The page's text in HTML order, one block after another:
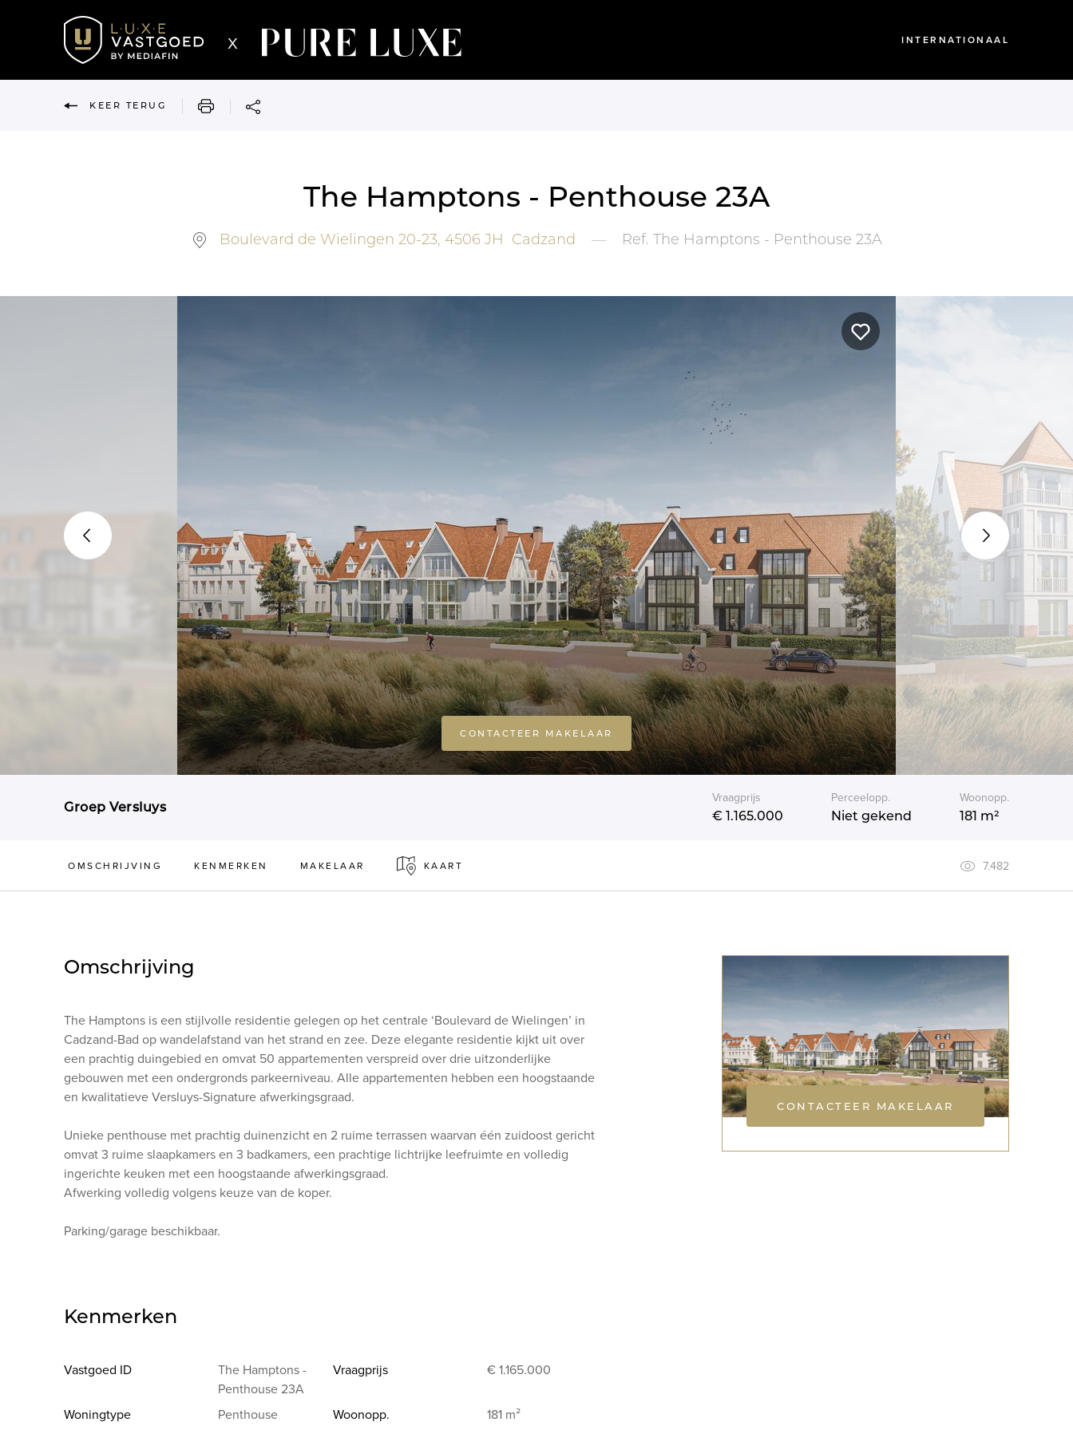
x INTERNATIONAAL
KEER TERUG AFDRUKKEN
The Hamptons - Penthouse 23A
Boulevard de Wielingen 20-23, 4506 JH Cadzand — Ref. The Hamptons - Penthouse 23A
CONTACTEER MAKELAAR
Groep Versluys
Vraagprijs
€ 1.165.000
Perceelopp.
Niet gekend
Woonopp.
181 m²
OMSCHRIJVING KENMERKEN MAKELAAR KAART 7.482
Omschrijving
The Hamptons is een stijlvolle residentie gelegen op het centrale ‘Boulevard de Wielingen’ in
Cadzand-Bad op wandelafstand van het strand en zee. Deze elegante residentie kijkt uit over
een prachtig duingebied en omvat 50 appartementen verspreid over drie uitzonderlijke
gebouwen met een ondergronds parkeerniveau. Alle appartementen hebben een hoogstaande
en kwalitatieve Versluys-Signature afwerkingsgraad.
Unieke penthouse met prachtig duinenzicht en 2 ruime terrassen waarvan één zuidoost gericht
omvat 3 ruime slaapkamers en 3 badkamers, een prachtige lichtrijke leefruimte en volledig
ingerichte keuken met een hoogstaande afwerkingsgraad.
Afwerking volledig volgens keuze van de koper.
Parking/garage beschikbaar.
Kenmerken
Vastgoed ID
The Hamptons -
Penthouse 23A
Vraagprijs € 1.165.000
Woningtype Penthouse Woonopp.
181 m²
CONTACTEER MAKELAAR